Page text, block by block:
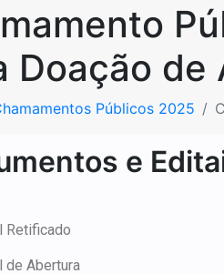
Doação de
Públicos 2025
e
Retificado
de Abertura